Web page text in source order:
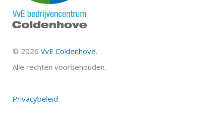
© 2026 VvE Coldenhove.
Alle rechten voorbehouden.
Privacybeleid